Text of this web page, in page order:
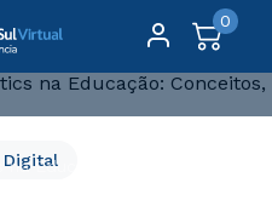
0
na Educação: Conceitos,
Digital